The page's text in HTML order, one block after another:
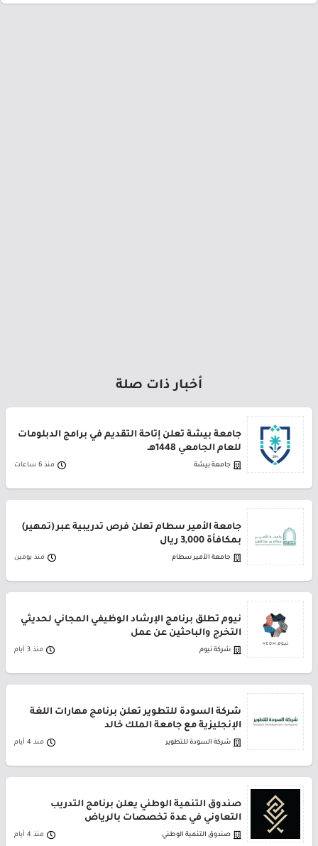
أخبار ذات صلة
جامعة بيشة تعلن إتاحة التقديم في برامج الدبلومات
للعام الجامعي 1448هـ
جامعة بيشة منذ 6 ساعات
جامعة الأمير سطام تعلن فرص تدريبية عبر (تمهير)
بمكافأة 3,000 ريال
جامعة الأمير سطام منذ يومين
نيوم تطلق برنامج الإرشاد الوظيفي المجاني لحديثي
التخرج والباحثين عن عمل
شركة نيوم منذ 3 أيام
شركة السودة للتطوير تعلن برنامج مهارات اللغة
الإنجليزية مع جامعة الملك خالد
شركة السودة للتطوير منذ 4 أيام
صندوق التنمية الوطني يعلن برنامج التدريب
التعاوني في عدة تخصصات بالرياض
صندوق التنمية الوطني منذ 4 أيام